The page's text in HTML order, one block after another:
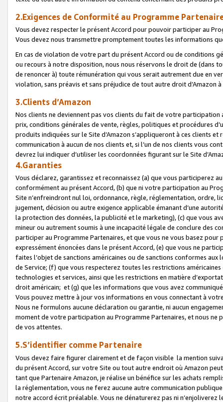
2.Exigences de Conformité au Programme
Vous devez respecter le présent Accord pour pouvoir participer au
Vous devez nous transmettre promptement toutes les informations
En cas de violation de votre part du présent Accord ou de conditions
ou recours à notre disposition, nous nous réservons le droit de (dans
de renoncer à) toute rémunération qui vous serait autrement due en
violation, sans préavis et sans préjudice de tout autre droit
3.Clients d’Amazon
Nos clients ne deviennent pas vos clients du fait de votre
prix, conditions générales de vente, règles, politiques et procédures
produits indiquées sur le Site d’Amazon s’appliqueront à ces clients
communication à aucun de nos clients et, si l’un de nos clients vous
devrez lui indiquer d’utiliser les coordonnées figurant sur le Site
4.Garanties
Vous déclarez, garantissez et reconnaissez (a) que vous participerez
conformément au présent Accord, (b) que ni votre participation au
Site n’enfreindront nul loi, ordonnance, règle, réglementation, ordre,
jugement, décision ou autre exigence applicable émanant d’une
la protection des données, la publicité et le marketing), (c) que vous
mineur ou autrement soumis à une incapacité légale de conclure des
participer au Programme Partenaires, et que vous ne vous basez
expressément énoncées dans le présent Accord, (e) que vous ne
faites l’objet de sanctions américaines ou de sanctions conformes
de Service; (f) que vous respecterez toutes les restrictions
technologies et services, ainsi que les restrictions en matière
droit américain; et (g) que les informations que vous avez
Vous pouvez mettre à jour vos informations en vous connectant à
Nous ne formulons aucune déclaration ou garantie, ni aucun
moment de votre participation au Programme Partenaires, et nous
de vos attentes.
5.S’identifier comme Partenaire
Vous devez faire figurer clairement et de façon visible la mention
du présent Accord, sur votre Site ou tout autre endroit où Amazon
tant que Partenaire Amazon, je réalise un bénéfice sur les achats
la réglementation, vous ne ferez aucune autre communication
notre accord écrit préalable. Vous ne dénaturerez pas ni